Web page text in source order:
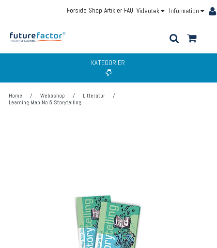
Information
Videotek
FAQ
Artikler
Shop
Forside
KATEGORIER
Home / Webbshop / Litteratur
/
Learning Map No 5 Storytelling